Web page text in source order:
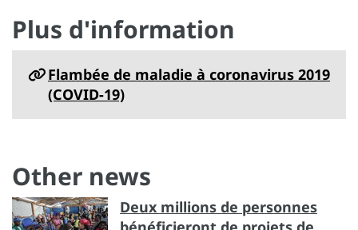
Plus d'information
Flambée de maladie à coronavirus 2019
(COVID-19)
Other news
Deux millions de personnes